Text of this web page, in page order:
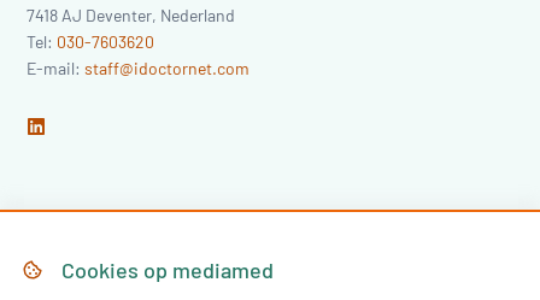
7418 AJ Deventer, Nederland
Tel: 030-7603620
E-mail:staff@idoctornet.com
HomeCookies op mediamed